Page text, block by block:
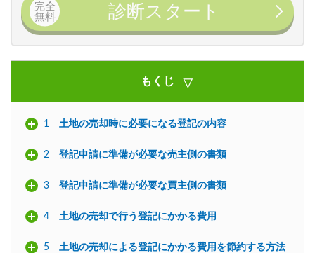
完全
無料
診断スタート
もくじ
1 土地の売却時に必要になる登記の内容
2 登記申請に準備が必要な売主側の書類
3 登記申請に準備が必要な買主側の書類
4 土地の売却で行う登記にかかる費用
5 土地の売却による登記にかかる費用を節約する方法